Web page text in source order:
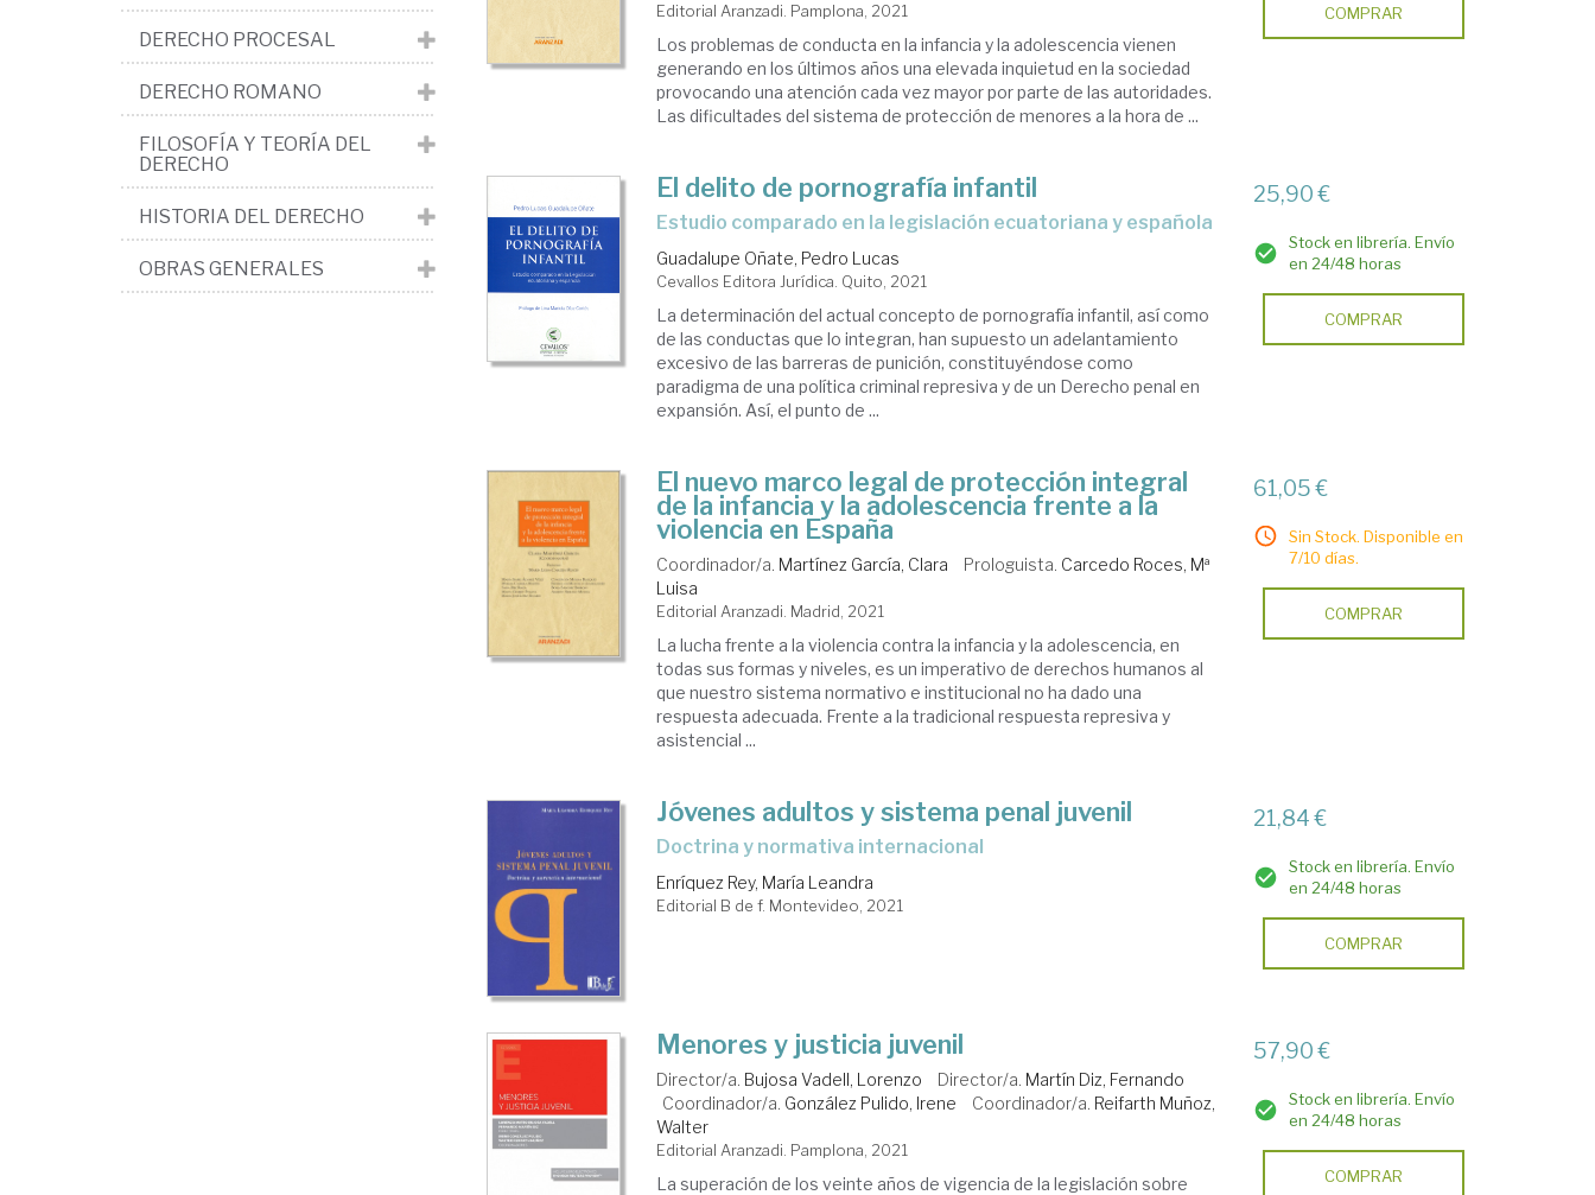
Editorial Aranzadi. Pamplona, 2021
Los problemas de conducta en la infancia y la adolescencia vienen
generando en los últimos años una elevada inquietud en la sociedad
provocando una atención cada vez mayor por parte de las autoridades.
Las dificultades del sistema de protección de menores a la hora de ...
COMPRAR
El delito de pornografía infantil
estudio comparado en la legislación ecuatoriana y española
Guadalupe Oñate, Pedro Lucas
Cevallos Editora Jurídica. Quito, 2021
La determinación del actual concepto de pornografía infantil, así como
de las conductas que lo integran, han supuesto un adelantamiento
excesivo de las barreras de punición, constituyéndose como
paradigma de una política criminal represiva y de un Derecho penal en
expansión. Así, el punto de ...
25,90 €
Stock en librería. Envío
en 24/48 horas
COMPRAR
El nuevo marco legal de protección integral
de la infancia y la adolescencia frente a la
violencia en España
Coordinador/a. Martínez García, Clara Prologuista. Carcedo Roces, Mª
Luisa
Editorial Aranzadi. Madrid, 2021
La lucha frente a la violencia contra la infancia y la adolescencia, en
todas sus formas y niveles, es un imperativo de derechos humanos al
que nuestro sistema normativo e institucional no ha dado una
respuesta adecuada. Frente a la tradicional respuesta represiva y
asistencial ...
61,05 €
Sin Stock. Disponible en
7/10 días.
COMPRAR
Jóvenes adultos y sistema penal juvenil
doctrina y normativa internacional
Enríquez Rey, María Leandra
Editorial B de f. Montevideo, 2021
21,84 €
Stock en librería. Envío
en 24/48 horas
COMPRAR
Menores y justicia juvenil
Director/a. Bujosa Vadell, Lorenzo Director/a. Martín Diz, Fernando
Coordinador/a. González Pulido, Irene Coordinador/a. Reifarth Muñoz,
Walter
Editorial Aranzadi. Pamplona, 2021
La superación de los veinte años de vigencia de la legislación sobre
57,90 €
Stock en librería. Envío
en 24/48 horas
COMPRAR
DERECHO PROCESAL
DERECHO ROMANO
FILOSOFÍA Y TEORÍA DEL
DERECHO
HISTORIA DEL DERECHO
OBRAS GENERALES